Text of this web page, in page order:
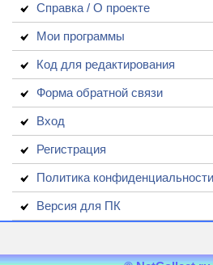
Справка / О проекте
Мои программы
Код для редактирования
Форма обратной связи
Вход
Регистрация
Политика конфиденциальности
Версия для ПК